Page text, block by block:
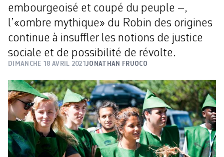
embourgeoisé et coupé du peuple –,
l’«ombre mythique» du Robin des origines
continue à insuffler les notions de justice
sociale et de possibilité de révolte.
DIMANCHE 18 AVRIL 2021JONATHAN FRUOCO